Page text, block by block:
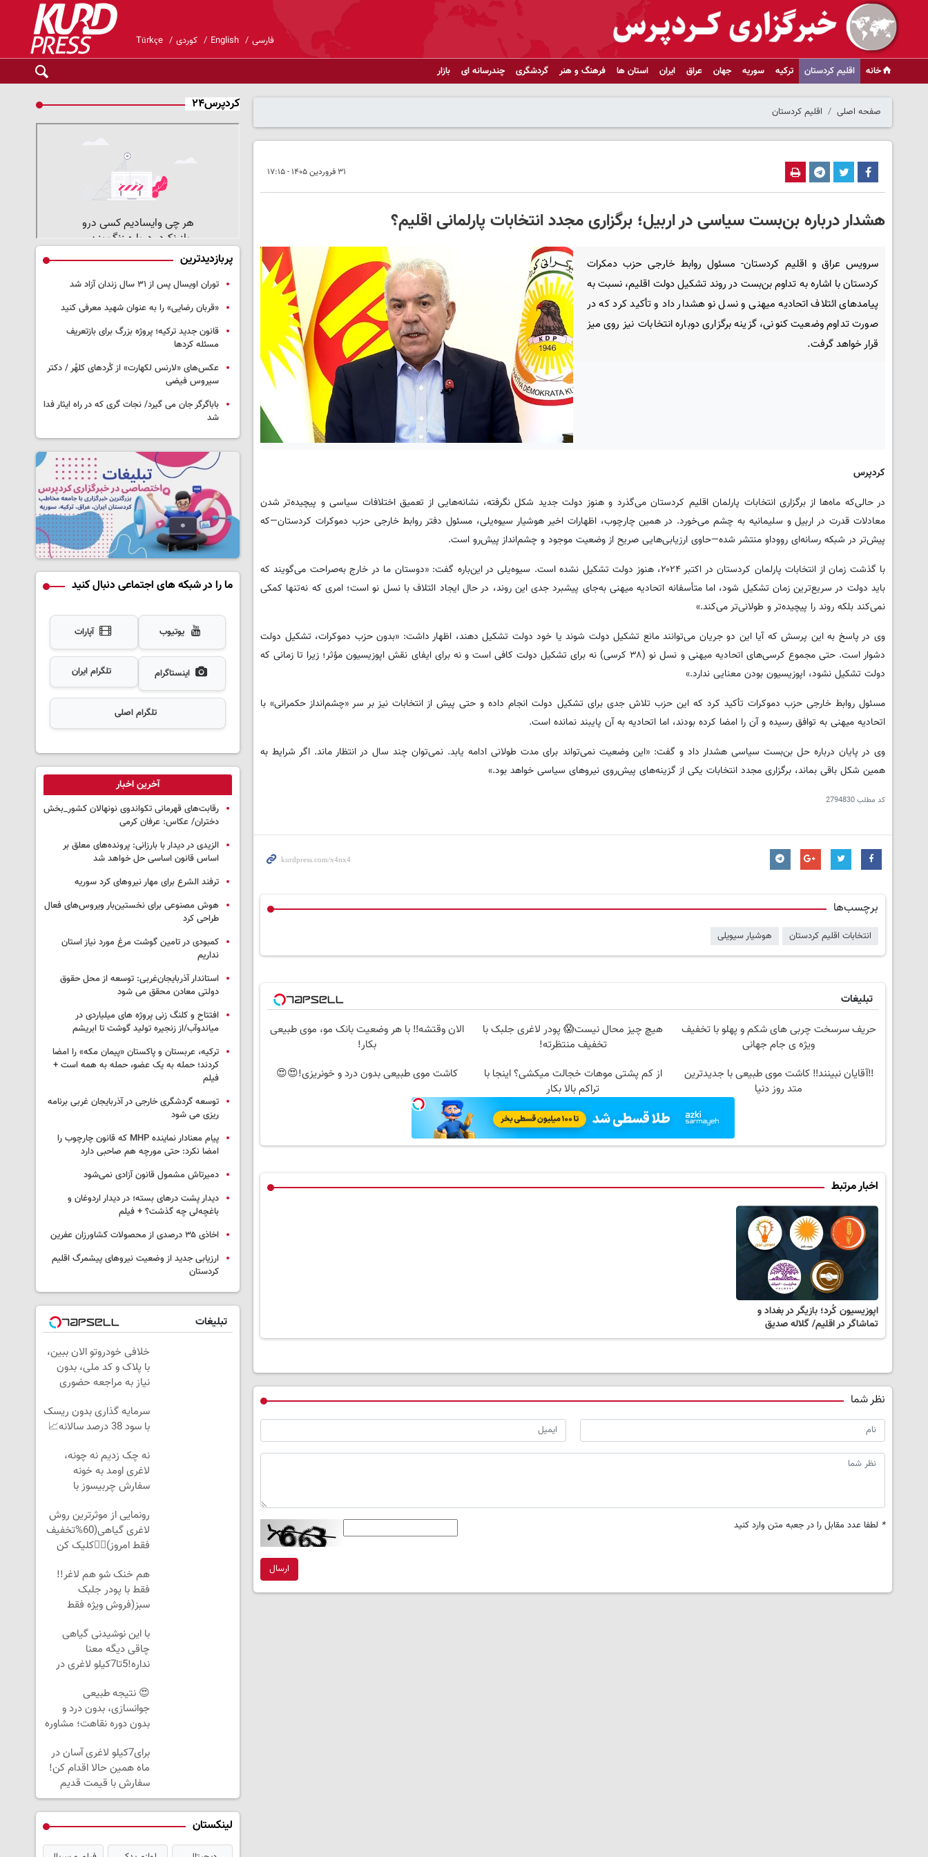
فارسی English کوردی Türkçe
خانه اقلیم کردستان ترکیه سوریه جهان عراق ایران استان ها فرهنگ و هنر گردشگری چندرسانه ای بازار
صفحه اصلی اقلیم کردستان
۳۱ فروردین ۱۴۰۵ - ۱۷:۱۵
هشدار درباره بن‌بست سیاسی در اربیل؛ برگزاری مجدد انتخابات پارلمانی اقلیم؟
سرویس عراق و اقلیم کردستان- مسئول روابط خارجی حزب دمکرات
کردستان با اشاره به تداوم بن‌بست در روند تشکیل دولت اقلیم، نسبت به
پیامدهای ائتلاف اتحادیه میهنی و نسل نو هشدار داد و تأکید کرد که در
صورت تداوم وضعیت کنونی، گزینه برگزاری دوباره انتخابات نیز روی میز
قرار خواهد گرفت.
کردپرس
در حالی‌که ماه‌ها از برگزاری انتخابات پارلمان اقلیم کردستان می‌گذرد و هنوز دولت جدید شکل نگرفته، نشانه‌هایی از تعمیق اختلافات سیاسی و پیچیده‌تر شدن
معادلات قدرت در اربیل و سلیمانیه به چشم می‌خورد. در همین چارچوب، اظهارات اخیر هوشیار سیوەیلی، مسئول دفتر روابط خارجی حزب دموکرات کردستان—که
پیش‌تر در شبکه رسانه‌ای رووداو منتشر شده—حاوی ارزیابی‌هایی صریح از وضعیت موجود و چشم‌انداز پیش‌رو است.
با گذشت زمان از انتخابات پارلمان کردستان در اکتبر ۲۰۲۴، هنوز دولت تشکیل نشده است. سیوەیلی در این‌باره گفت: «دوستان ما در خارج به‌صراحت می‌گویند که
باید دولت در سریع‌ترین زمان تشکیل شود، اما متأسفانه اتحادیه میهنی به‌جای پیشبرد جدی این روند، در حال ایجاد ائتلاف با نسل نو است؛ امری که نه‌تنها کمکی
نمی‌کند بلکه روند را پیچیده‌تر و طولانی‌تر می‌کند.»
وی در پاسخ به این پرسش که آیا این دو جریان می‌توانند مانع تشکیل دولت شوند یا خود دولت تشکیل دهند، اظهار داشت: «بدون حزب دموکرات، تشکیل دولت
دشوار است. حتی مجموع کرسی‌های اتحادیه میهنی و نسل نو (۳۸ کرسی) نه برای تشکیل دولت کافی است و نه برای ایفای نقش اپوزیسیون مؤثر؛ زیرا تا زمانی که
دولت تشکیل نشود، اپوزیسیون بودن معنایی ندارد.»
مسئول روابط خارجی حزب دموکرات تأکید کرد که این حزب تلاش جدی برای تشکیل دولت انجام داده و حتی پیش از انتخابات نیز بر سر «چشم‌انداز حکمرانی» با
اتحادیه میهنی به توافق رسیده و آن را امضا کرده بودند، اما اتحادیه به آن پایبند نمانده است.
وی در پایان درباره حل بن‌بست سیاسی هشدار داد و گفت: «این وضعیت نمی‌تواند برای مدت طولانی ادامه یابد. نمی‌توان چند سال در انتظار ماند. اگر شرایط به
همین شکل باقی بماند، برگزاری مجدد انتخابات یکی از گزینه‌های پیش‌روی نیروهای سیاسی خواهد بود.»
کد مطلب2794830
برچسب‌ها
انتخابات اقلیم کردستان هوشیار سیویلی
تبلیغات
حریف سرسخت چربی های شکم و پهلو با تخفیف
ویژه ی جام جهانی
هیچ چیز محال نیست😱 پودر لاغری جلبک با
تخفیف منتظرته!
الان وقتشه‼️ با هر وضعیت بانک مو، موی طبیعی
بکار!
‼️آقایان نبینند‼️ کاشت موی طبیعی با جدیدترین
متد روز دنیا
از کم پشتی موهات خجالت میکشی؟ اینجا با
تراکم بالا بکار
کاشت موی طبیعی بدون درد و خونریزی!😍😍
اخبار مرتبط
اپوزیسیون کُرد؛ بازیگر در بغداد و
تماشاگر در اقلیم/ گلاله صدیق
نظر شما
* لطفا عدد مقابل را در جعبه متن وارد کنید
ارسال
کردپرس۲۴
پربازدیدترین
توران اویسال پس از ۳۱ سال زندان آزاد شد
«قربان رضایی» را به عنوان شهید معرفی کنید
قانون جدید ترکیه؛ پروژه بزرگ‌ برای بازتعریف
مسئله کردها
عکس‌های «لارنس لکهارت» از کُردهای کلهُر / دکتر
سیروس فیضی
باباگرگر جان می گیرد/ نجات گری که در راه ایثار فدا
شد
ما را در شبکه های اجتماعی دنبال کنید
یوتیوب آپارات
اینستاگرام تلگرام ایران
تلگرام اصلی
آخرین اخبار
رقابت‌های قهرمانی تکواندوی نونهالان کشور_بخش
دختران/ عکاس: عرفان کرمی
الزیدی در دیدار با بارزانی: پرونده‌های معلق بر
اساس قانون اساسی حل خواهد شد
ترفند الشرع برای مهار نیروهای کرد سوریه
هوش مصنوعی برای نخستین‌بار ویروس‌های فعال
طراحی کرد
کمبودی در تامین گوشت مرغ مورد نیاز استان
نداریم
استاندار آذربایجان‌غربی: توسعه از محل حقوق
دولتی معادن محقق می شود
افتتاح و کلنگ زنی پروژه های میلیاردی در
میاندوآب/از زنجیره تولید گوشت تا ابریشم
ترکیه، عربستان و پاکستان «پیمان مکه» را امضا
کردند؛ حمله به یک عضو، حمله به همه است +
فیلم
توسعه گردشگری خارجی در آذربایجان غربی برنامه
ریزی می شود
پیام معنادار نماینده MHP که قانون چارچوب را
امضا نکرد: حتی مورچه هم صاحبی دارد
دمیرتاش مشمول قانون آزادی نمی‌شود
دیدار پشت درهای بسته؛ در دیدار اردوغان و
باغچه‌لی چه گذشت؟ + فیلم
اخاذی ۳۵ درصدی از محصولات کشاورزان عفرین
ارزیابی جدید از وضعیت نیروهای پیشمرگ اقلیم
کردستان
تبلیغات
خلافی خودروتو الان ببین،
با پلاک و کد ملی، بدون
نیاز به مراجعه حضوری
سرمایه گذاری بدون ریسک
با سود 38 درصد سالانه📈
نه چک زدیم نه چونه،
لاغری اومد به خونه
سفارش چربیسوز با
رونمایی از موثرترین روش
لاغری گیاهی(60%تخفیف
فقط امروز)👈🏻کلیک کن
هم خنک شو هم لاغر!!
فقط با پودر جلبک
سبز(فروش ویژه فقط
با این نوشیدنی گیاهی
چاقی دیگه معنا
نداره!5تا7کیلو لاغری در
😍 نتیجه‌ طبیعی
جوانسازی، بدون درد و
بدون دوره نقاهت؛ مشاوره
برای7کیلو لاغری آسان در
ماه همین حالا اقدام کن!
سفارش با قیمت قدیم
لینکستان